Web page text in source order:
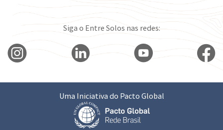
Siga o Entre Solos nas redes:
Uma Iniciativa do Pacto Global